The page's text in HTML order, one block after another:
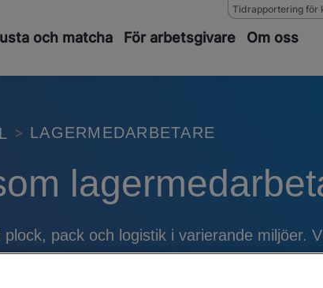
Tidrapportering för
och matcha För arbetsgivare Om oss
LAGERMEDARBETARE
pack och logistik i varierande miljöer.
extrajobb/studentjobb.